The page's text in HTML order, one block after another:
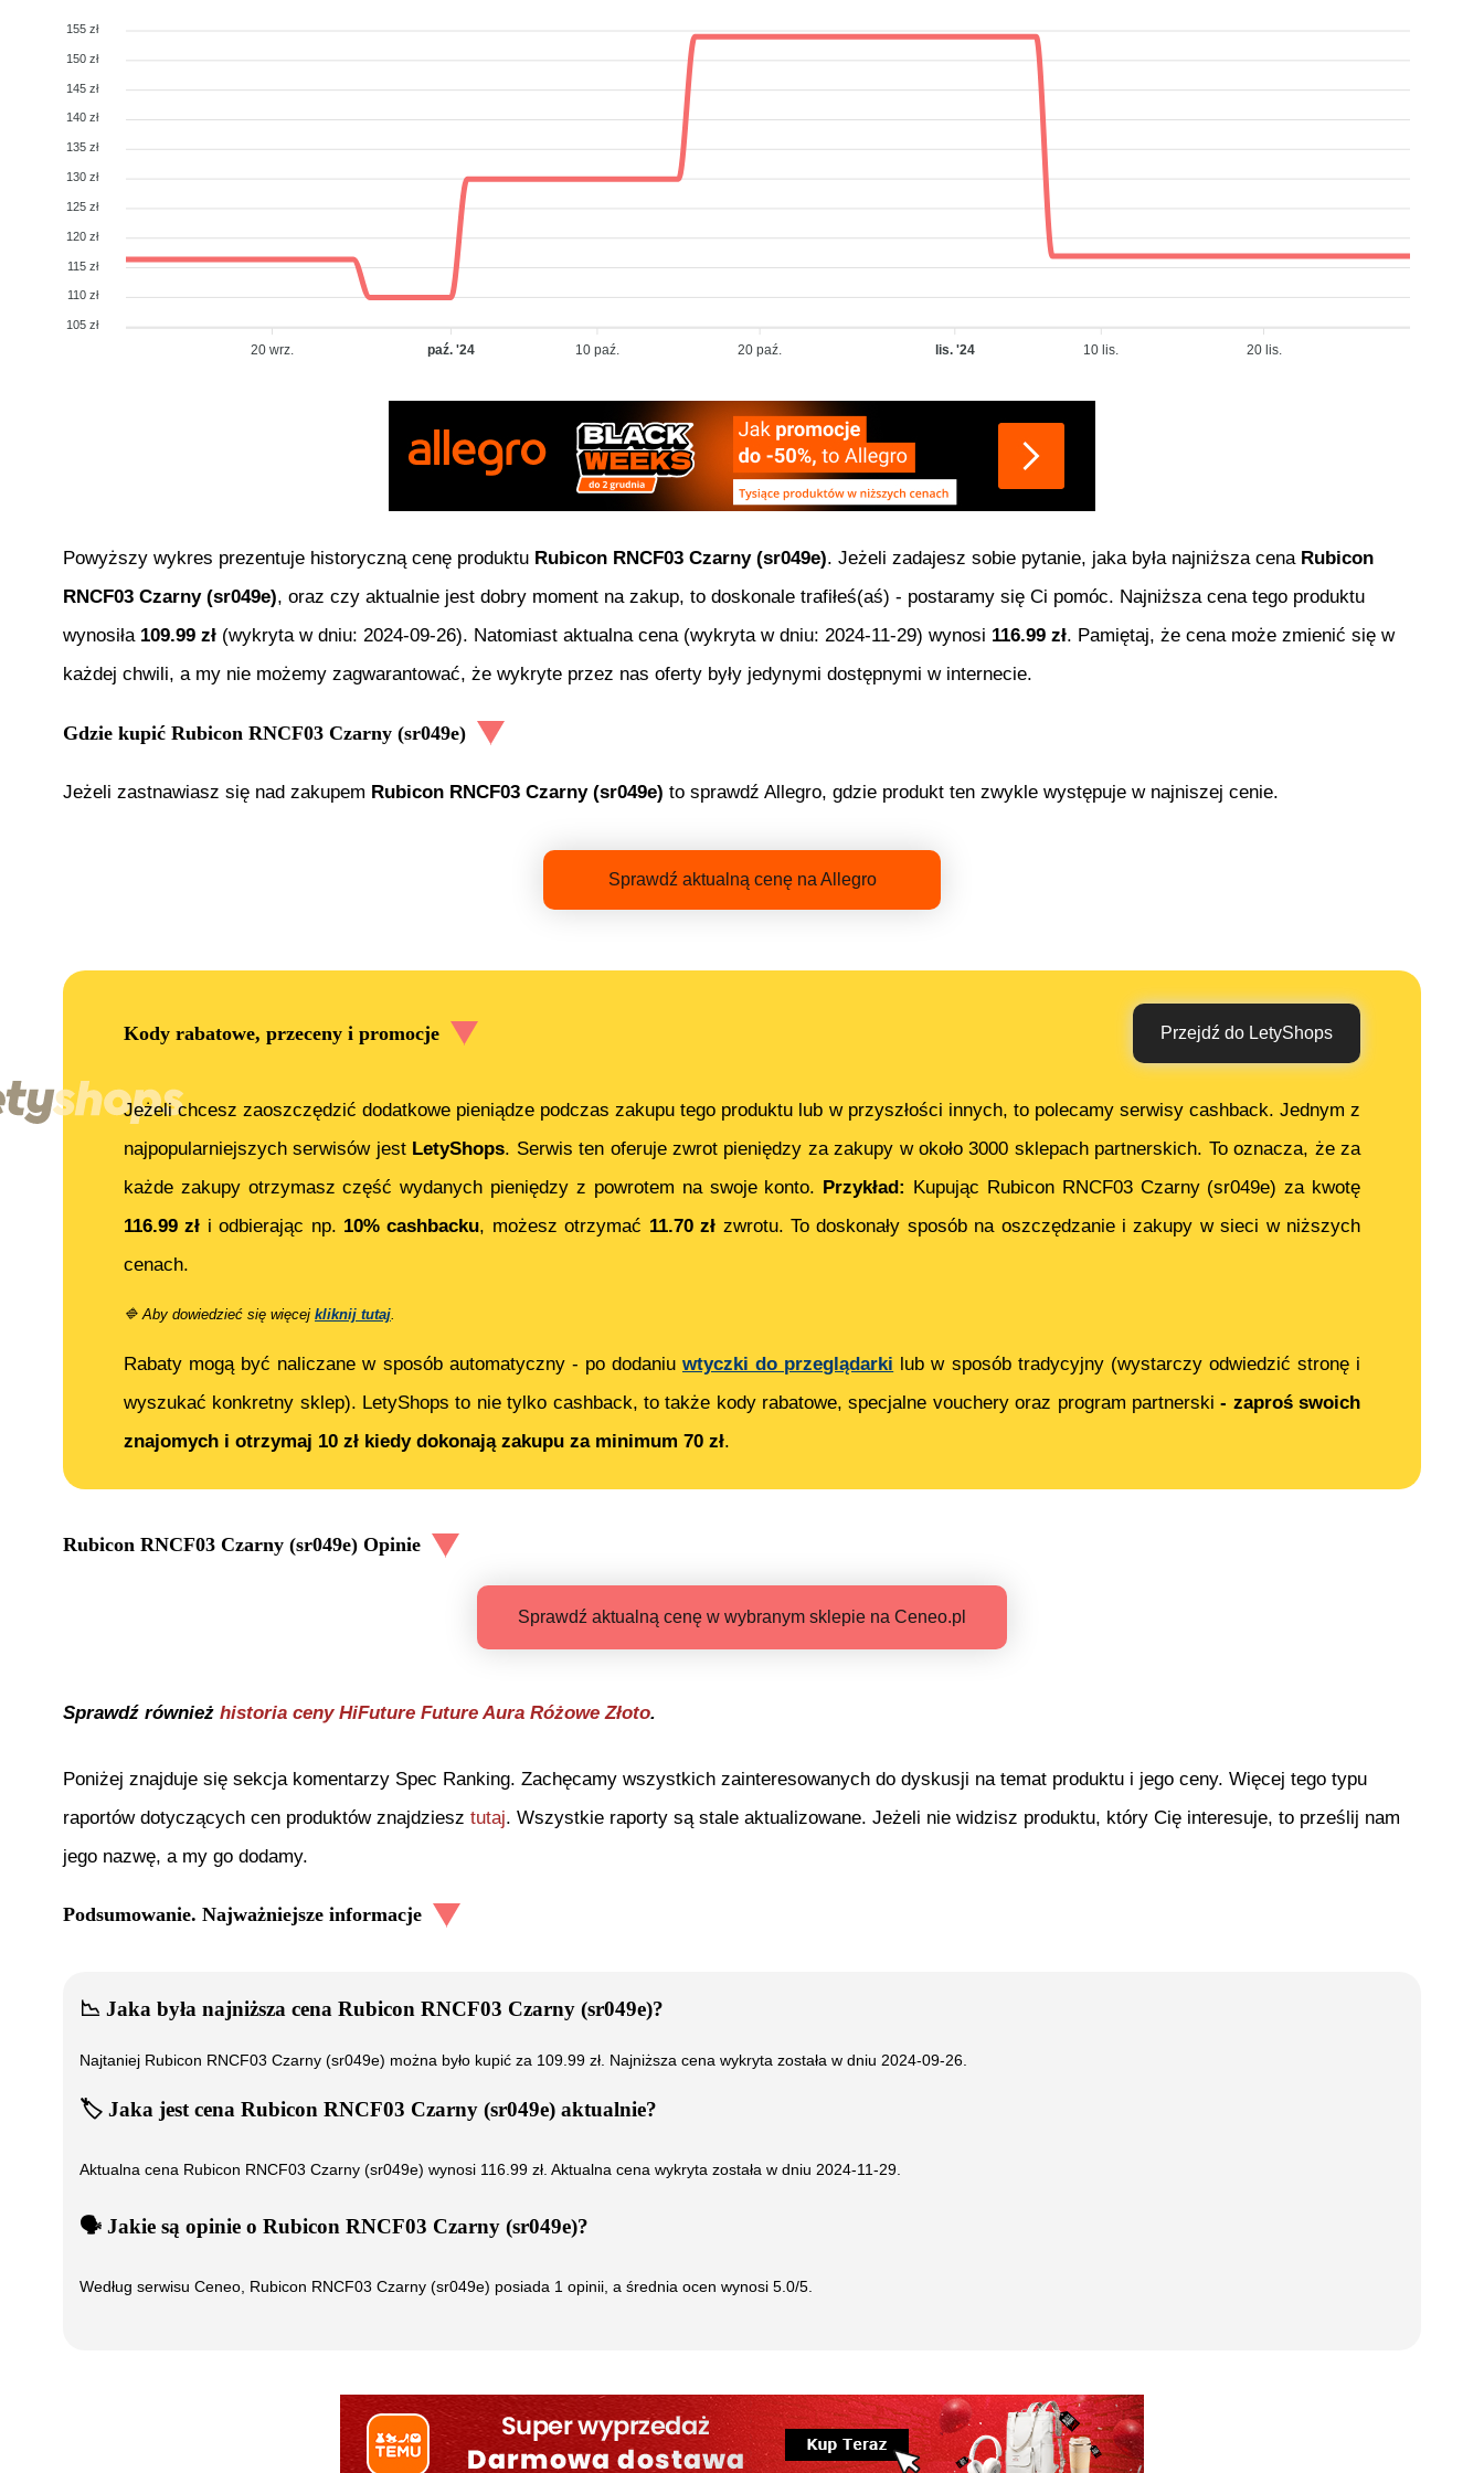
155 zł
150 zł
145 zł
140 zł
135 zł
130 zł
125 zł
120 zł
115 zł
110 zł
105 zł
20 wrz. paź. '24 10 paź. 20 paź. lis. '24 10 lis. 20 lis.
Powyższy wykres prezentuje historyczną cenę produktu Rubicon RNCF03 Czarny (sr049e). Jeżeli zadajesz sobie pytanie, jaka była najniższa cena Rubicon
RNCF03 Czarny (sr049e), oraz czy aktualnie jest dobry moment na zakup, to doskonale trafiłeś(aś) - postaramy się Ci pomóc. Najniższa cena tego produktu
wynosiła 109.99 zł (wykryta w dniu: 2024-09-26). Natomiast aktualna cena (wykryta w dniu: 2024-11-29) wynosi 116.99 zł. Pamiętaj, że cena może zmienić się w
każdej chwili, a my nie możemy zagwarantować, że wykryte przez nas oferty były jedynymi dostępnymi w internecie.
Gdzie kupić Rubicon RNCF03 Czarny (sr049e)
Jeżeli zastnawiasz się nad zakupem Rubicon RNCF03 Czarny (sr049e) to sprawdź Allegro, gdzie produkt ten zwykle występuje w najniszej cenie.
Sprawdź aktualną cenę na Allegro
Kody rabatowe, przeceny i promocje Przejdź do LetyShops
Jeżeli chcesz zaoszczędzić dodatkowe pieniądze podczas zakupu tego produktu lub w przyszłości innych, to polecamy serwisy cashback. Jednym z
najpopularniejszych serwisów jest LetyShops. Serwis ten oferuje zwrot pieniędzy za zakupy w około 3000 sklepach partnerskich. To oznacza, że za
każde zakupy otrzymasz część wydanych pieniędzy z powrotem na swoje konto. Przykład: Kupując Rubicon RNCF03 Czarny (sr049e) za kwotę
116.99 zł i odbierając np. 10% cashbacku, możesz otrzymać 11.70zł zwrotu. To doskonały sposób na oszczędzanie i zakupy w sieci w niższych
cenach.
🔷 Aby dowiedzieć się więcej kliknij tutaj.
Rabaty mogą być naliczane w sposób automatyczny - po dodaniu wtyczki do przeglądarki lub w sposób tradycyjny (wystarczy odwiedzić stronę i
wyszukać konkretny sklep). LetyShops to nie tylko cashback, to także kody rabatowe, specjalne vouchery oraz program partnerski- zaproś swoich
znajomych i otrzymaj 10 zł kiedy dokonają zakupu za minimum 70 zł.
Rubicon RNCF03 Czarny (sr049e) Opinie
Sprawdź aktualną cenę w wybranym sklepie na Ceneo.pl
Sprawdź również historia ceny HiFuture Future Aura Różowe Złoto.
Poniżej znajduje się sekcja komentarzy Spec Ranking. Zachęcamy wszystkich zainteresowanych do dyskusji na temat produktu i jego ceny. Więcej tego typu
raportów dotyczących cen produktów znajdziesz tutaj. Wszystkie raporty są stale aktualizowane. Jeżeli nie widzisz produktu, który Cię interesuje, to prześlij nam
jego nazwę, a my go dodamy.
Podsumowanie. Najważniejsze informacje
📉 Jaka była najniższa cena Rubicon RNCF03 Czarny (sr049e)?
Najtaniej Rubicon RNCF03 Czarny (sr049e) można było kupić za 109.99 zł. Najniższa cena wykryta została w dniu 2024-09-26.
🏷️ Jaka jest cena Rubicon RNCF03 Czarny (sr049e) aktualnie?
Aktualna cena Rubicon RNCF03 Czarny (sr049e) wynosi 116.99 zł. Aktualna cena wykryta została w dniu 2024-11-29
🗣️ ️ Jakie są opinie o Rubicon RNCF03 Czarny (sr049e)?
Według serwisu Ceneo, Rubicon RNCF03 Czarny (sr049e) posiada 1 opinii, a średnia ocen wynosi 5.0/5.